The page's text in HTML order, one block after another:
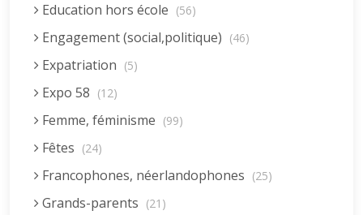
Education hors école (56)
Engagement (social,politique) (46)
Expatriation (5)
Expo 58 (12)
Femme, féminisme (99)
Fêtes (24)
Francophones, néerlandophones (25)
Grands-parents (21)